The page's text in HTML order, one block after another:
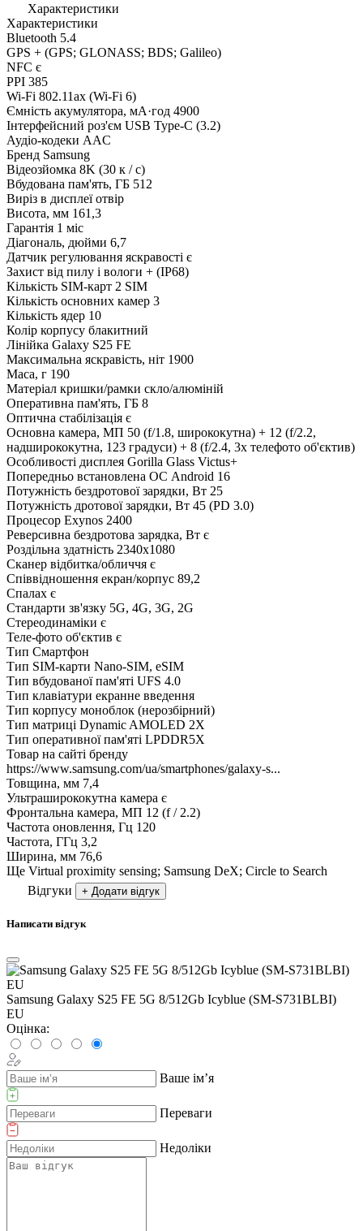
Характеристики
Характеристики
Bluetooth 5.4
GPS + (GPS; GLONASS; BDS; Galileo)
NFC є
PPI 385
Wi-Fi 802.11ax (Wi-Fi 6)
Ємність акумулятора, мА·год 4900
Інтерфейсний роз'єм USB Type-C (3.2)
Аудіо-кодеки AAC
Бренд Samsung
Відеозйомка 8K (30 к / с)
Вбудована пам'ять, ГБ 512
Виріз в дисплеї отвір
Висота, мм 161,3
Гарантія 1 міс
Діагональ, дюйми 6,7
Датчик регулювання яскравості є
Захист від пилу і вологи + (IP68)
Кількість SIM-карт 2 SIM
Кількість основних камер 3
Кількість ядер 10
Колір корпусу блакитний
Лінійка Galaxy S25 FE
Максимальна яскравість, ніт 1900
Маса, г 190
Матеріал кришки/рамки скло/алюміній
Оперативна пам'ять, ГБ 8
Оптична стабілізація є
Основна камера, МП 50 (f/1.8, ширококутна) + 12 (f/2.2,
надширококутна, 123 градуси) + 8 (f/2.4, 3x телефото об'єктив)
Особливості дисплея Gorilla Glass Victus+
Попередньо встановлена ОС Android 16
Потужність бездротової зарядки, Вт 25
Потужність дротової зарядки, Вт 45 (PD 3.0)
Процесор Exynos 2400
Реверсивна бездротова зарядка, Вт є
Роздільна здатність 2340x1080
Сканер відбитка/обличчя є
Співвідношення екран/корпус 89,2
Спалах є
Стандарти зв'язку 5G, 4G, 3G, 2G
Стереодинаміки є
Теле-фото об'єктив є
Тип Смартфон
Тип SIM-карти Nano-SIM, eSIM
Тип вбудованої пам'яті UFS 4.0
Тип клавіатури екранне введення
Тип корпусу моноблок (нерозбірний)
Тип матриці Dynamic AMOLED 2X
Тип оперативної пам'яті LPDDR5X
Товар на сайті бренду
https://www.samsung.com/ua/smartphones/galaxy-s...
Товщина, мм 7,4
Ультраширококутна камера є
Фронтальна камера, МП 12 (f / 2.2)
Частота оновлення, Гц 120
Частота, ГГц 3,2
Ширина, мм 76,6
Ще Virtual proximity sensing; Samsung DeX; Circle to Search
Відгуки
+ Додати відгук
Написати відгук
Samsung Galaxy S25 FE 5G 8/512Gb Icyblue (SM-S731BLBI)
EU
Оцінка:
Ваше ім’я
Переваги
Недоліки